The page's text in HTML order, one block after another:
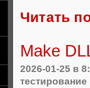
Читать
Make
2026-01-25 в